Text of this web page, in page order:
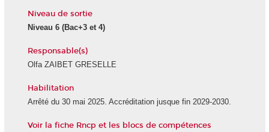
Niveau de sortie
Niveau 6(Bac+3 et 4)
Responsable(s)
Olfa ZAIBET GRESELLE
Habilitation
Arrêté du 30 mai 2025. Accréditation jusque fin 2029-2030.
Voir la fiche Rncp et les blocs de compétences